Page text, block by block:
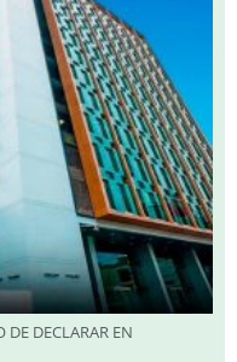
DE DECLARAR EN